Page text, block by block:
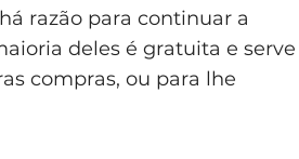
razão para continuar a
deles é gratuita e serve
compras, ou para lhe